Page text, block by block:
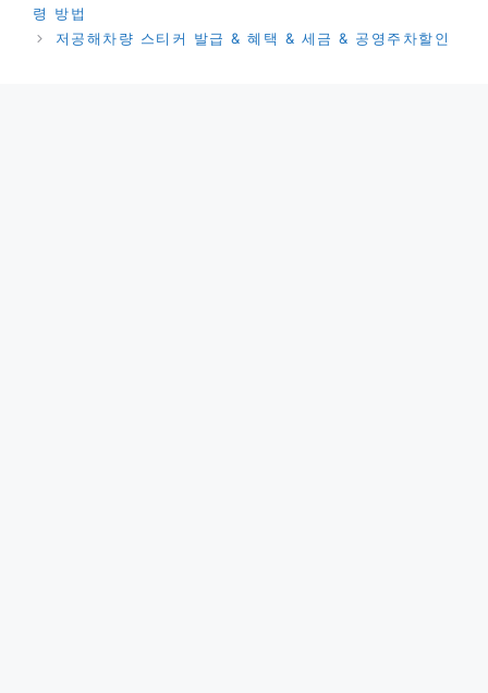
리
령 방법
저공해차량 스티커 발급 & 혜택 & 세금 & 공영주차할인